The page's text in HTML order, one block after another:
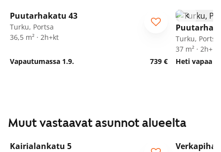
Puutarhakatu 43
Turku, Portsa
36,5 m² · 2h+kt
Vapautumassa 1.9. 739 €
Turku, Portsa
37 m² · 2h+kt
Heti vapaa
Muut vastaavat asunnot alueelta
Kairialankatu 5 Verkapiha